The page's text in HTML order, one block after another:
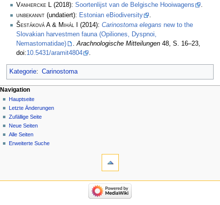
Vanhercke L (2018): Soortenlijst van de Belgische Hooiwagens
.
unbekannt (undatiert): Estonian eBiodiversity
Šestáková A & Mihál I
(2014): Carinostoma elegans new to the
Slovakian harvestmen fauna (Opiliones, Dyspnoi,
Nemastomatidae)
.Arachnologische Mitteilungen 48, S. 16–23,
doi:10.5431/aramit4804 .
Kategorie: Carinostoma
Navigation
Hauptseite
Letzte Änderungen
Zufällige Seite
Neue Seiten
Alle Seiten
Erweiterte Suche